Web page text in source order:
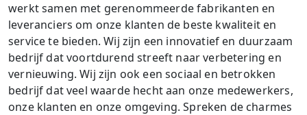
werkt samen met gerenommeerde fabrikanten en
leveranciers om onze klanten de beste kwaliteit en
service te bieden. Wij zijn een innovatief en duurzaam
bedrijf dat voortdurend streeft naar verbetering en
vernieuwing. Wij zijn ook een sociaal en betrokken
bedrijf dat veel waarde hecht aan onze medewerkers,
onze klanten en onze omgeving. Spreken de charmes